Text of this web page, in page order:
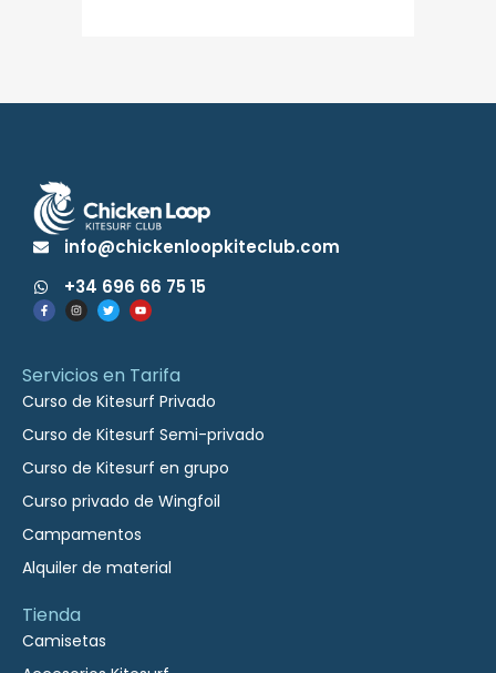
info@chickenloopkiteclub.com
+34 696 66 75 15
Servicios en Tarifa
Curso de Kitesurf Privado
Curso de Kitesurf Semi-privado
Curso de Kitesurf en grupo
Curso privado de Wingfoil
Campamentos
Alquiler de material
Tienda
Camisetas